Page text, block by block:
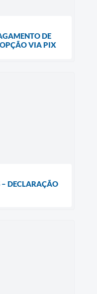
DE
VIA PIX
DECLARAÇÃO